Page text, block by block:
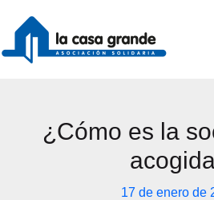
contenido
¿Cómo es la
17 de enero de